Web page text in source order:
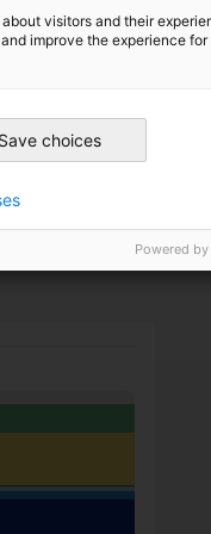
169 %,
en Desarrollo
posición de
externa (en
tipo de
visitors and their
improve the experience for
Save choices
Powered by